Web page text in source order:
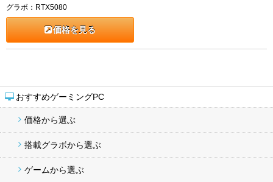
おすすめゲーミングPC
価格から選ぶ
搭載グラボから選ぶ
ゲームから選ぶ
グラボ：RTX5080
価格を見る